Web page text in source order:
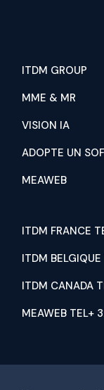
ITDM GROUP
MME & MR
VISION IA
ADOPTE UN
MEAWEB
ITDM FRANCE
ITDM
ITDM CANADA
MEAWEB TEL+